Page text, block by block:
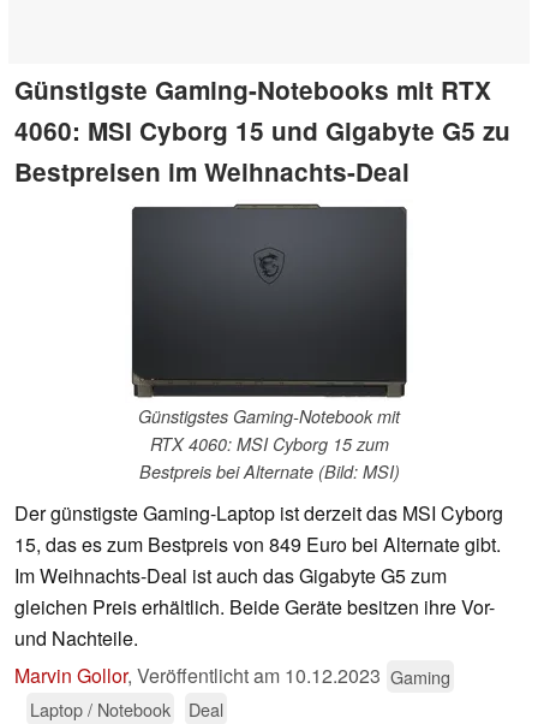
Günstigste Gaming-Notebooks mit RTX
4060: MSI Cyborg 15 und Gigabyte G5 zu
Bestpreisen im Weihnachts-Deal
Günstigstes Gaming-Notebook mit
RTX 4060: MSI Cyborg 15 zum
Bestpreis bei Alternate (Bild: MSI)
Der günstigste Gaming-Laptop ist derzeit das MSI Cyborg
15, das es zum Bestpreis von 849 Euro bei Alternate gibt.
Im Weihnachts-Deal ist auch das Gigabyte G5 zum
gleichen Preis erhältlich. Beide Geräte besitzen ihre Vor-
und Nachteile.
Marvin Gollor, Veröffentlicht am 10.12.2023 Gaming
Laptop / Notebook
Deal